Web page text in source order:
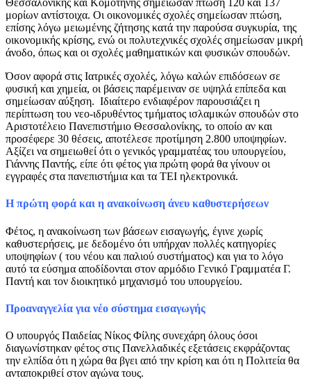
Θεσσαλονίκης και Κομοτηνής σημείωσαν πτώση 120 και 137
μορίων αντίστοιχα. Οι οικονομικές σχολές σημείωσαν πτώση,
επίσης λόγω μειωμένης ζήτησης κατά την παρούσα συγκυρία, της
οικονομικής κρίσης, ενώ οι πολυτεχνικές σχολές σημείωσαν μικρή
άνοδο, όπως και οι σχολές μαθηματικών και φυσικών σπουδών.
Όσον αφορά στις Ιατρικές σχολές, λόγω καλών επιδόσεων σε
φυσική και χημεία, οι βάσεις παρέμειναν σε υψηλά επίπεδα και
σημείωσαν αύξηση. Ιδιαίτερο ενδιαφέρον παρουσιάζει η
περίπτωση του νεο-ιδρυθέντος τμήματος ισλαμικών σπουδών στο
Αριστοτέλειο Πανεπιστήμιο Θεσσαλονίκης, το οποίο αν και
προσέφερε 30 θέσεις, αποτέλεσε προτίμηση 2.800 υποψηφίων.
Αξίζει να σημειωθεί ότι ο γενικός γραμματέας του υπουργείου,
Γιάννης Παντής, είπε ότι φέτος για πρώτη φορά θα γίνουν οι
εγγραφές στα πανεπιστήμια και τα ΤΕΙ ηλεκτρονικά.
Η πρώτη φορά και η ανακοίνωση άνευ καθυστερήσεων
Φέτος, η ανακοίνωση των βάσεων εισαγωγής, έγινε χωρίς
καθυστερήσεις, με δεδομένο ότι υπήρχαν πολλές κατηγορίες
υποψηφίων ( του νέου και παλιού συστήματος) και για το λόγο
αυτό τα εύσημα αποδίδονται στον αρμόδιο Γενικό Γραμματέα Γ.
Παντή και τον διοικητικό μηχανισμό του υπουργείου.
Προαναγγελία για νέο σύστημα εισαγωγής
Ο υπουργός Παιδείας Νίκος Φίλης συνεχάρη όλους όσοι
διαγωνίστηκαν φέτος στις Πανελλαδικές εξετάσεις εκφράζοντας
την ελπίδα ότι η χώρα θα βγει από την κρίση και ότι η Πολιτεία θα
ανταποκριθεί στον αγώνα τους.